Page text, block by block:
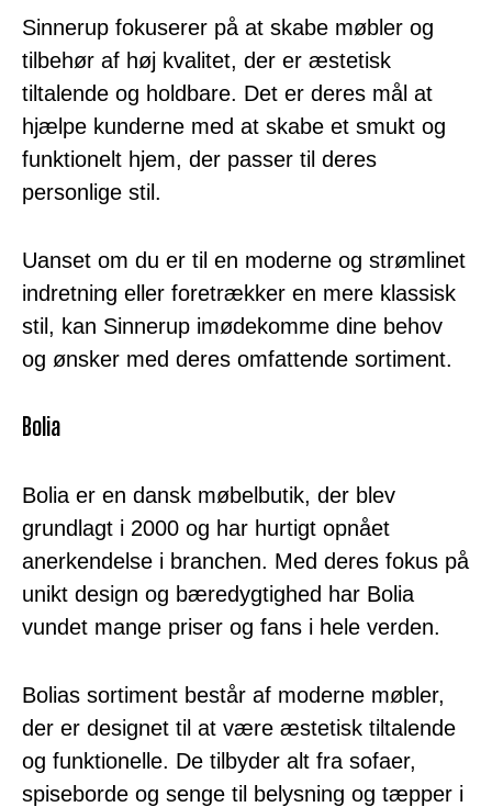
Sinnerup fokuserer på at skabe møbler og
tilbehør af høj kvalitet, der er æstetisk
tiltalende og holdbare. Det er deres mål at
hjælpe kunderne med at skabe et smukt og
funktionelt hjem, der passer til deres
personlige stil.
Uanset om du er til en moderne og strømlinet
indretning eller foretrækker en mere klassisk
stil, kan Sinnerup imødekomme dine behov
og ønsker med deres omfattende sortiment.
Bolia
Bolia er en dansk møbelbutik, der blev
grundlagt i 2000 og har hurtigt opnået
anerkendelse i branchen. Med deres fokus på
unikt design og bæredygtighed har Bolia
vundet mange priser og fans i hele verden.
Bolias sortiment består af moderne møbler,
der er designet til at være æstetisk tiltalende
og funktionelle. De tilbyder alt fra sofaer,
spiseborde og senge til belysning og tæpper i